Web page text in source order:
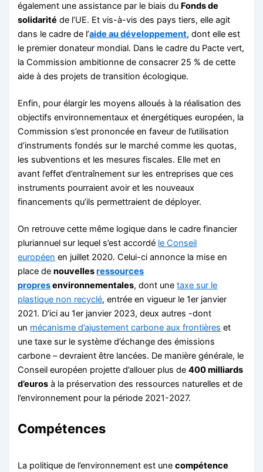
également une assistance par le biais du Fonds de
solidarité de l’UE. Et vis-à-vis des pays tiers, elle agit
dans le cadre de l’aide au développement, dont elle est
le premier donateur mondial. Dans le cadre du Pacte vert,
la Commission ambitionne de consacrer 25 % de cette
aide à des projets de transition écologique.
Enfin, pour élargir les moyens alloués à la réalisation des
objectifs environnementaux et énergétiques européen, la
Commission s’est prononcée en faveur de l’utilisation
d’instruments fondés sur le marché comme les quotas,
les subventions et les mesures fiscales. Elle met en
avant l’effet d’entraînement sur les entreprises que ces
instruments pourraient avoir et les nouveaux
financements qu’ils permettraient de déployer.
On retrouve cette même logique dans le cadre financier
pluriannuel sur lequel s’est accordé le Conseil
européen en juillet 2020. Celui-ci annonce la mise en
place denouvellesressources
propresenvironnementales, dont unetaxe sur le
plastique non recyclé, entrée en vigueur le 1er janvier
2021. D’ici au 1er janvier 2023, deux autres -dont
un mécanisme d’ajustement carbone aux frontières et
une taxe sur le système d’échange des émissions
carbone – devraient être lancées. De manière générale, le
Conseil européen projette d’allouer plus de400 milliards
d’euros à la préservation des ressources naturelles et de
l’environnement pour la période 2021-2027.
Compétences
La politique de l’environnement est unecompétence